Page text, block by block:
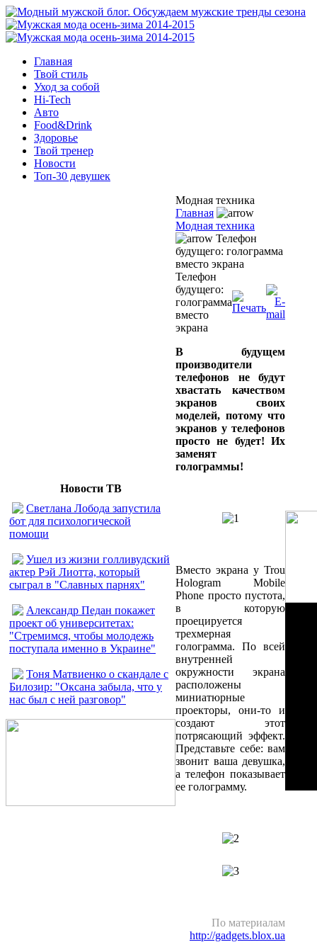
Главная
Твой стиль
Уход за собой
Hi-Tech
Авто
Food&Drink
Здоровье
Твой тренер
Новости
Топ-30 девушек
Новости ТВ
Светлана Лобода запустила
бот для психологической
помощи
Ушел из жизни голливудский
актер Рэй Лиотта, который
сыграл в "Славных парнях"
Александр Педан покажет
проект об университетах:
"Стремимся, чтобы молодежь
поступала именно в Украине"
Тоня Матвиенко о скандале с
Билозир: "Оксана забыла, что у
нас был с ней разговор"
Модная техника
Главная
Модная техника
Телефон
будущего: голограмма
вместо экрана
Телефон
будущего:
голограмма
вместо
экрана
В будущем
производители
телефонов не будут
хвастать качеством
экранов своих
моделей, потому что
экранов у телефонов
просто не будет! Их
заменят
голограммы!
Вместо экрана у Trou
Hologram Mobile
Phone просто пустота,
в которую
проецируется
трехмерная
голограмма. По всей
внутренней
окружности экрана
расположены
миниатюрные
проекторы, они-то и
создают этот
потрясающий эффект.
Представьте себе: вам
звонит ваша девушка,
а телефон показывает
ее голограмму.
По материалам
http://gadgets.blox.ua